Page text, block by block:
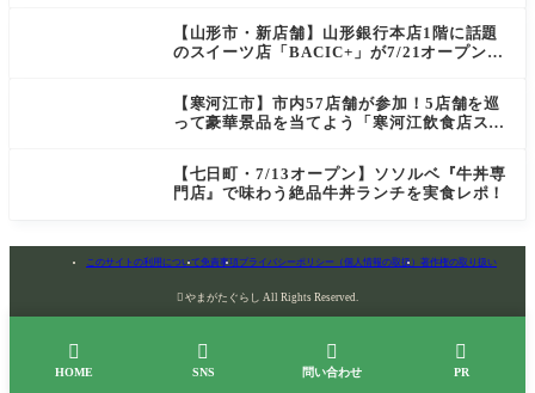
【山形市・新店舗】山形銀行本店1階に話題
のスイーツ店「BACIC+」が7/21オープン！
【寒河江市】市内57店舗が参加！5店舗を巡
って豪華景品を当てよう「寒河江飲食店スタ
【七日町・7/13オープン】ソソルベ『牛丼専
門店』で味わう絶品牛丼ランチを実食レポ！
このサイトの利用について免責事項プライバシーポリシー（個人情報の取扱） 著作権の取り扱い
 やまがたぐらし All Rights Reserved.

HOME

SNS

問い合わせ

PR